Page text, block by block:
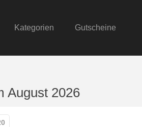
Kategorien Gutscheine
August 2026